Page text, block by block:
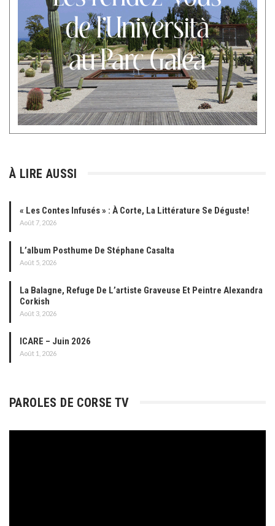
À LIRE AUSSI
« Les Contes Infusés » : À Corte, La Littérature Se Déguste!
Août 7, 2026
L’album Posthume De Stéphane Casalta
Août 5, 2026
La Balagne, Refuge De L’artiste Graveuse Et Peintre Alexandra
Corkish
Août 3, 2026
ICARE – Juin 2026
Août 1, 2026
PAROLES DE CORSE TV